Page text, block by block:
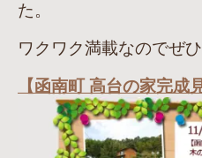
た。
ワクワク満載なのでぜ
【函南町 高台の家完成